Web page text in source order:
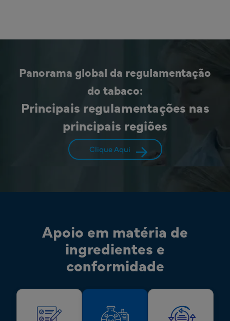
Panorama global da regulamentação
do tabaco:
Principais regulamentações nas
principais regiões
Clique Aqui
Apoio em matéria de
ingredientes e
conformidade